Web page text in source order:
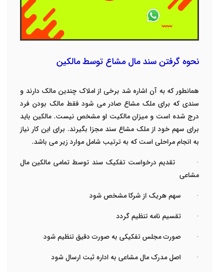
نحوه گرفتن سند مال مشاع توسط مالکین
همانطور که به آن اشاره شد برخی از املاک چندین مالک دارند و
سندی که برای ملک مشاع صادر می شود فقط مالک بودن فرد
درج شده است و میزان مالکیت او مشخص نیست. مالکین باید
برای سهم خود از ملک مشاع سند مجزا بگیرند. برای این کار نیاز
به انجام مراحلی است که به ترتیب شامل موارد زیر می باشد.
·
تقدیم درخواست تفکیک سند توسط تمامی مالکین مال
مشاعی
·
سهم هریک از شرکا مشخص شود
·
تقسیم نامه تنظیم گردد
·
صورت مجلس تفکیکی به صورت دقیق تنظیم شود
·
اصل مدرک مال مشاعی به اداره ثبت ارسال شود